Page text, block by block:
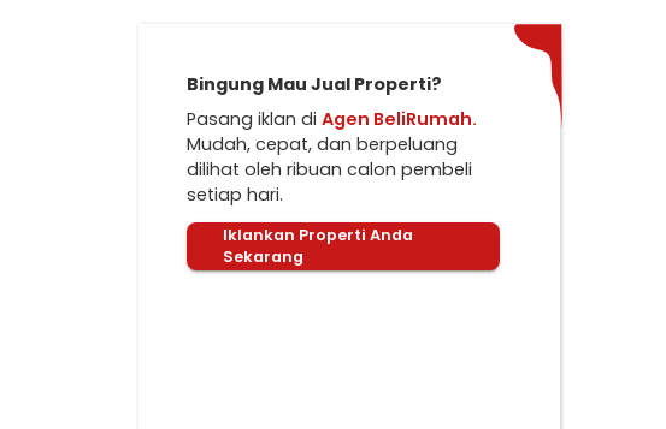
Bingung Mau Jual Properti?
Pasang iklan di Agen BeliRumah.
Mudah, cepat, dan berpeluang
dilihat oleh ribuan calon pembeli
setiap hari.
Iklankan Properti Anda
Sekarang